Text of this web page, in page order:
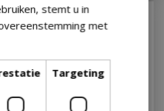
stemt u in
met
Targeting